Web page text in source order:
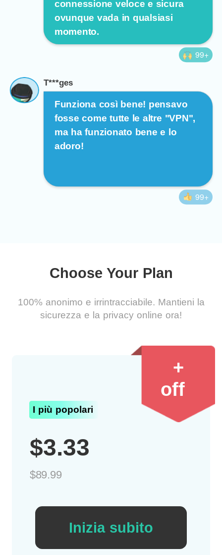
connessione veloce e sicura
ovunque vada in qualsiasi
momento.
99+
T***ges
Funziona così bene! pensavo
fosse come tutte le altre "VPN",
ma ha funzionato bene e lo
adoro!
99+
Choose Your Plan
100% anonimo e irrintracciabile. Mantieni la
sicurezza e la privacy online ora!
+
off
I più popolari
$3.33
$89.99
Inizia subito